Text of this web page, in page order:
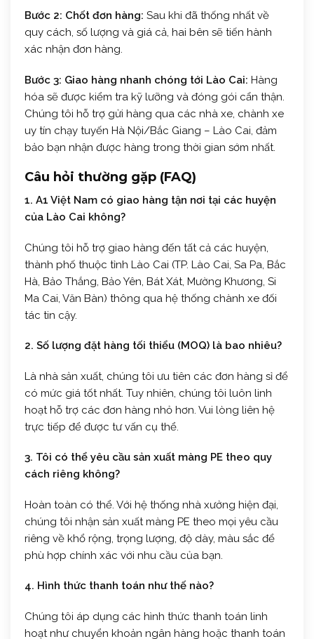
Bước 2: Chốt đơn hàng: Sau khi đã thống nhất về
quy cách, số lượng và giá cả, hai bên sẽ tiến hành
xác nhận đơn hàng.
Bước 3: Giao hàng nhanh chóng tới Lào Cai: Hàng
hóa sẽ được kiểm tra kỹ lưỡng và đóng gói cẩn thận.
Chúng tôi hỗ trợ gửi hàng qua các nhà xe, chành xe
uy tín chạy tuyến Hà Nội/Bắc Giang – Lào Cai, đảm
bảo bạn nhận được hàng trong thời gian sớm nhất.
Câu hỏi thường gặp (FAQ)
1. A1 Việt Nam có giao hàng tận nơi tại các huyện
của Lào Cai không?
Chúng tôi hỗ trợ giao hàng đến tất cả các huyện,
thành phố thuộc tỉnh Lào Cai (TP. Lào Cai, Sa Pa, Bắc
Hà, Bảo Thắng, Bảo Yên, Bát Xát, Mường Khương, Si
Ma Cai, Văn Bàn) thông qua hệ thống chành xe đối
tác tin cậy.
2. Số lượng đặt hàng tối thiểu (MOQ) là bao nhiêu?
Là nhà sản xuất, chúng tôi ưu tiên các đơn hàng sỉ để
có mức giá tốt nhất. Tuy nhiên, chúng tôi luôn linh
hoạt hỗ trợ các đơn hàng nhỏ hơn. Vui lòng liên hệ
trực tiếp để được tư vấn cụ thể.
3. Tôi có thể yêu cầu sản xuất màng PE theo quy
cách riêng không?
Hoàn toàn có thể. Với hệ thống nhà xưởng hiện đại,
chúng tôi nhận sản xuất màng PE theo mọi yêu cầu
riêng về khổ rộng, trọng lượng, độ dày, màu sắc để
phù hợp chính xác với nhu cầu của bạn.
4. Hình thức thanh toán như thế nào?
Chúng tôi áp dụng các hình thức thanh toán linh
hoạt như chuyển khoản ngân hàng hoặc thanh toán